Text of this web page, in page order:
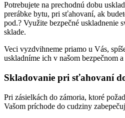
Potrebujete na prechodnú dobu
prerábke bytu, pri sťahovaní, ak
pod.? Využite bezpečné uskladnenie
sklade.
Veci vyzdvihneme priamo u Vás,
uskladníme ich v našom bezpečnom
Skladovanie pri sťahovaní
Pri zásielkách do zámoria, ktoré
Vašom príchode do cudziny